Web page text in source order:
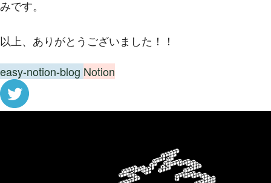
みです。
以上、ありがとうございました！！
easy-notion-blog Notion